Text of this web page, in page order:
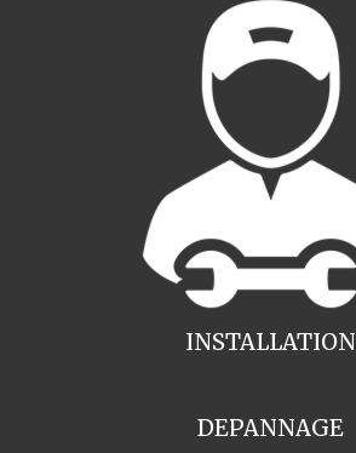
INSTALLATION
DEPANNAGE